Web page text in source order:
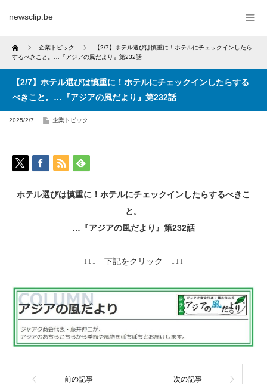
newsclip.be
Home 企業トピック
【2/7】ホテル選びは慎重に！ホテルにチェックインしたら
するべきこと。…『アジアの風だより』第232話
【2/7】ホテル選びは慎重に！ホテルにチェックインしたらする
べきこと。…『アジアの風だより』第232話
2025/2/7 企業トピック
ホテル選びは慎重に！ホテルにチェックインしたらするべきこ
と。
…『アジアの風だより』第232話
↓↓↓ 下記をクリック ↓↓↓
前の記事 次の記事